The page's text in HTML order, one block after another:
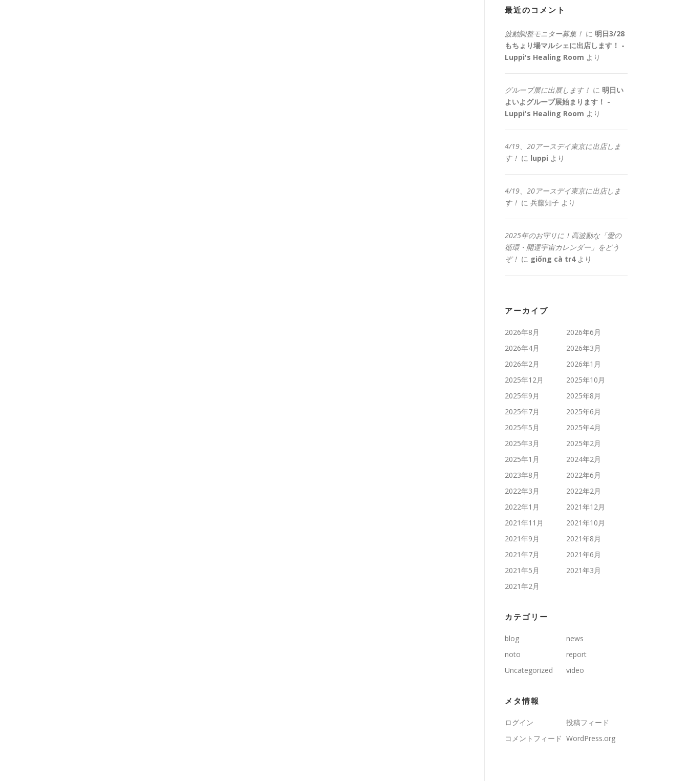
最近のコメント
波動調整モニター募集！ に 明日3/28
もちょり場マルシェに出店します！ -
Luppi's Healing Room より
グループ展に出展します！ に 明日い
よいよグループ展始まります！ -
Luppi's Healing Room より
4/19、20アースデイ東京に出店しま
す！ に luppi より
4/19、20アースデイ東京に出店しま
す！ に 兵藤知子 より
2025年のお守りに！高波動な「愛の
循環・開運宇宙カレンダー」をどう
ぞ！ に giống cà tr4より
アーカイブ
2026年8月
2026年6月
2026年4月
2026年3月
2026年2月
2026年1月
2025年12月
2025年10月
2025年9月
2025年8月
2025年7月
2025年6月
2025年5月
2025年4月
2025年3月
2025年2月
2025年1月
2024年2月
2023年8月
2022年6月
2022年3月
2022年2月
2022年1月
2021年12月
2021年11月
2021年10月
2021年9月
2021年8月
2021年7月
2021年6月
2021年5月
2021年3月
2021年2月
カテゴリー
blog
news
noto
report
Uncategorized
video
メタ情報
ログイン
投稿フィード
コメントフィード WordPress.org